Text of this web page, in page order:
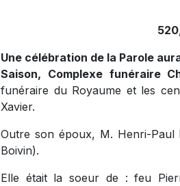
Une célébration de la Parole
Saison, Complexe funéraire
funéraire du Royaume et les
Xavier.
Outre son époux, M. Henri-Paul
Boivin).
Elle était la soeur de : feu